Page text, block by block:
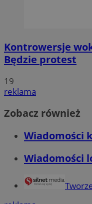
Kontrowersje
Będzie protest
19
reklama
Zobacz również
Wiadomości
Wiadomości